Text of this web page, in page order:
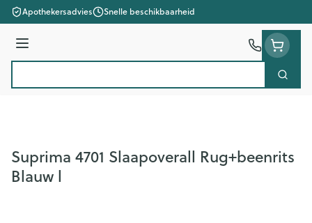
Ga naar de inhoud
Apothekersadvies Snelle beschikbaarheid
Menu
Zoek
Suprima 4701 Slaapoverall Rug+beenrits
Blauw l